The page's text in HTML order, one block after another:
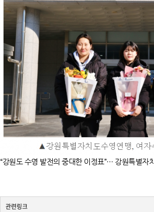
“강원도 수영 발전의 중대한 이정표”… 강원특별자
관련링크